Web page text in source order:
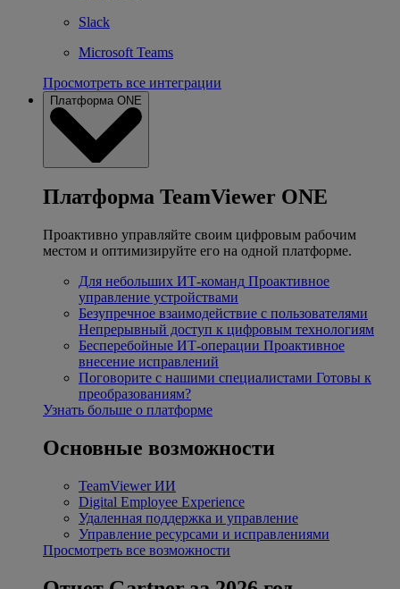
Slack
Microsoft Teams
Просмотреть все интеграции
Платформа ONE
Платформа TeamViewer ONE
Проактивно управляйте своим цифровым рабочим
местом и оптимизируйте его на одной платформе.
Для небольших ИТ-команд Проактивное
управление устройствами
Безупречное взаимодействие с пользователями
Непрерывный доступ к цифровым технологиям
Бесперебойные ИТ-операции Проактивное
внесение исправлений
Поговорите с нашими специалистами Готовы к
преобразованиям?
Узнать больше о платформе
Основные возможности
TeamViewer ИИ
Digital Employee Experience
Удаленная поддержка и управление
Управление ресурсами и исправлениями
Просмотреть все возможности